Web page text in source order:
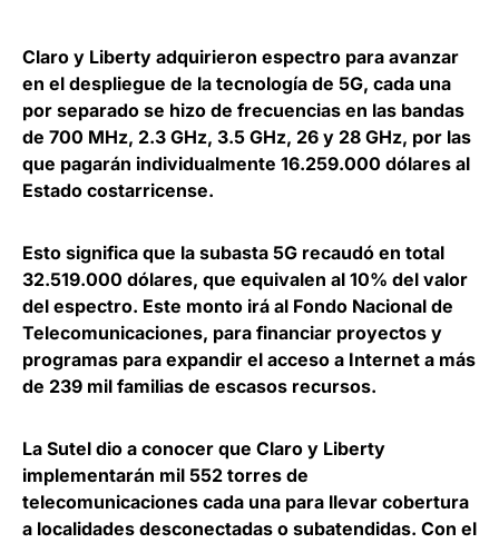
Claro y Liberty adquirieron espectro para avanzar
en el despliegue de la tecnología de 5G, cada una
por separado se hizo de frecuencias en las bandas
de 700 MHz, 2.3 GHz, 3.5 GHz, 26 y 28 GHz, por las
que pagarán individualmente 16.259.000 dólares al
Estado costarricense.
Esto significa que la subasta 5G recaudó en total
32.519.000 dólares, que equivalen al 10% del valor
del espectro. Este monto irá al Fondo Nacional de
Telecomunicaciones, para financiar proyectos y
programas para expandir el acceso a Internet a más
de 239 mil familias de escasos recursos.
La Sutel dio a conocer que Claro y Liberty
implementarán mil 552 torres de
telecomunicaciones cada una para llevar cobertura
a localidades desconectadas o subatendidas. Con el